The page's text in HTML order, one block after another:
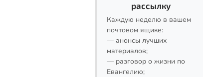
рассылку
Каждую неделю в вашем
почтовом ящике:
— анонсы лучших
материалов;
— разговор о жизни по
Евангелию;